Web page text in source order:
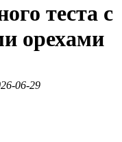
теста с
орехами
06-29